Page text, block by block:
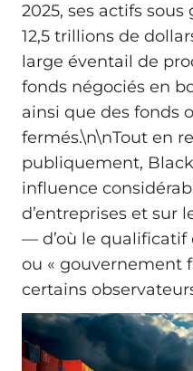
2025, ses actifs
12,5 trillions de
large éventail de
fonds négociés en
ainsi que des fonds
fermés.\n\nTout en
publiquement,
influence
d’entreprises et sur
— d’où le qualificatif
ou « gouvernement
certains